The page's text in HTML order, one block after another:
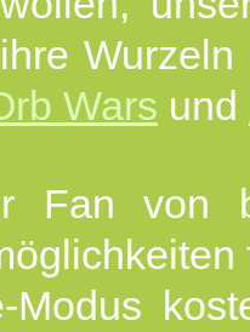
Wars und
Fan von
Modus